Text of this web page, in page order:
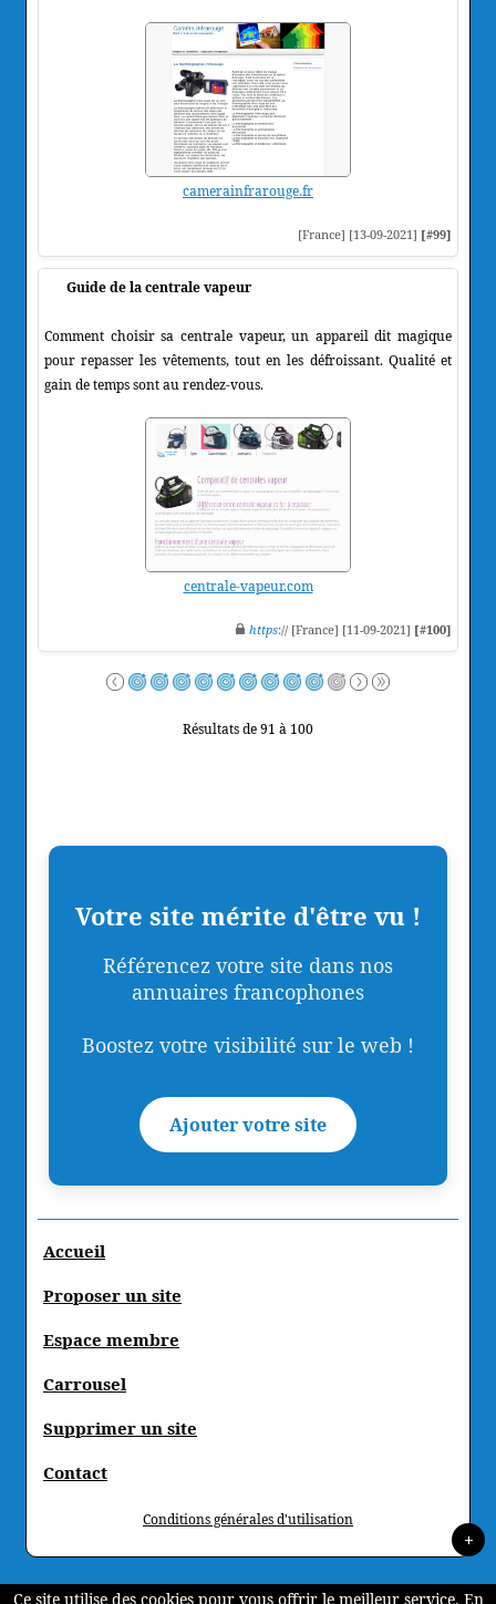
camerainfrarouge.fr
[France] [13-09-2021] [#99]
Guide de la centrale vapeur
Comment choisir sa centrale vapeur, un appareil dit magique
pour repasser les vêtements, tout en les défroissant. Qualité et
gain de temps sont au rendez-vous.
centrale-vapeur.com
https:// [France] [11-09-2021] [#100]
Résultats de 91 à 100
Votre site mérite d'être vu !
Référencez votre site dans nos
annuaires francophones
Boostez votre visibilité sur le web !
Ajouter votre site
Accueil
Proposer un site
Espace membre
Carrousel
Supprimer un site
Contact
Conditions générales d'utilisation
+
Ce site utilise des cookies pour vous offrir le meilleur service. En